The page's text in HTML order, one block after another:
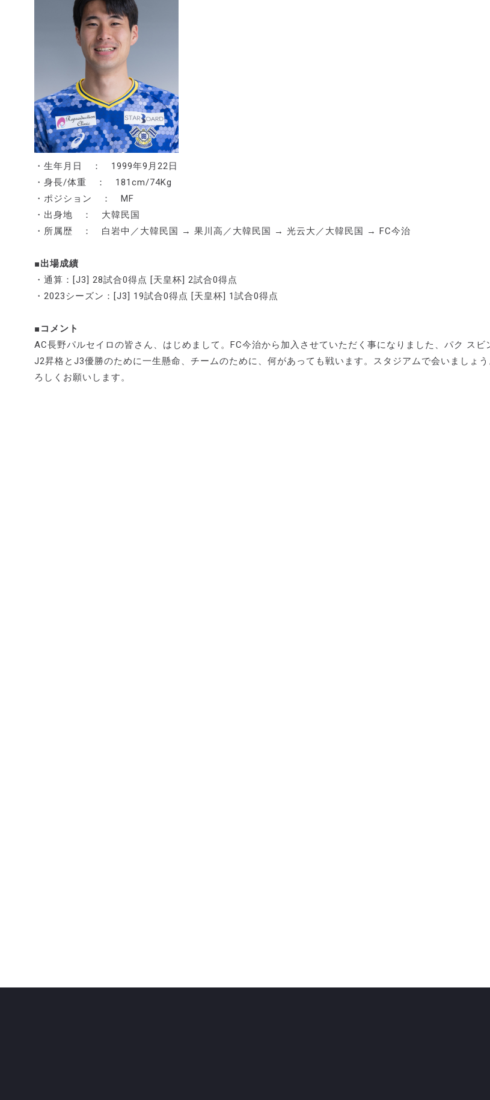
・生年月日 ： 1999年9月22日
・身長/体重 ： 181cm/74Kg
・ポジション ： MF
・出身地 ： 大韓民国
・所属歴 ： 白岩中／大韓民国 → 果川高／大韓民国 → 光云大／大韓民国 → FC今治
■出場成績
・通算：[J3] 28試合0得点 [天皇杯] 2試合0得点
・2023シーズン：[J3] 19試合0得点 [天皇杯] 1試合0得点
■コメント
AC長野パルセイロの皆さん、はじめまして。FC今治から加入させていただく事になりました、パク スビ
J2昇格とJ3優勝のために一生懸命、チームのために、何があっても戦います。スタジアムで会いましょう
ろしくお願いします。